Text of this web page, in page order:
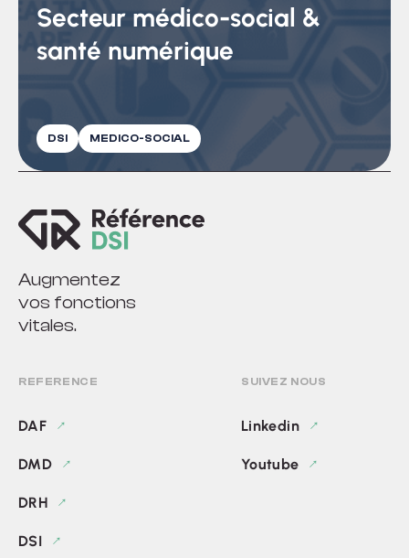
Secteur médico-social &
santé numérique
DSI MEDICO-SOCIAL
Augmentez
vos fonctions
vitales.
REFERENCE
DAF
DMD
DRH
DSI
SUIVEZ NOUS
Linkedin
Youtube